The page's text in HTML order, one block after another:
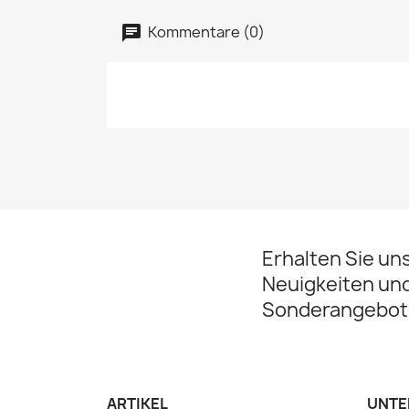
Kommentare (0)
Erhalten Sie
Neuigkeiten
ARTIKEL